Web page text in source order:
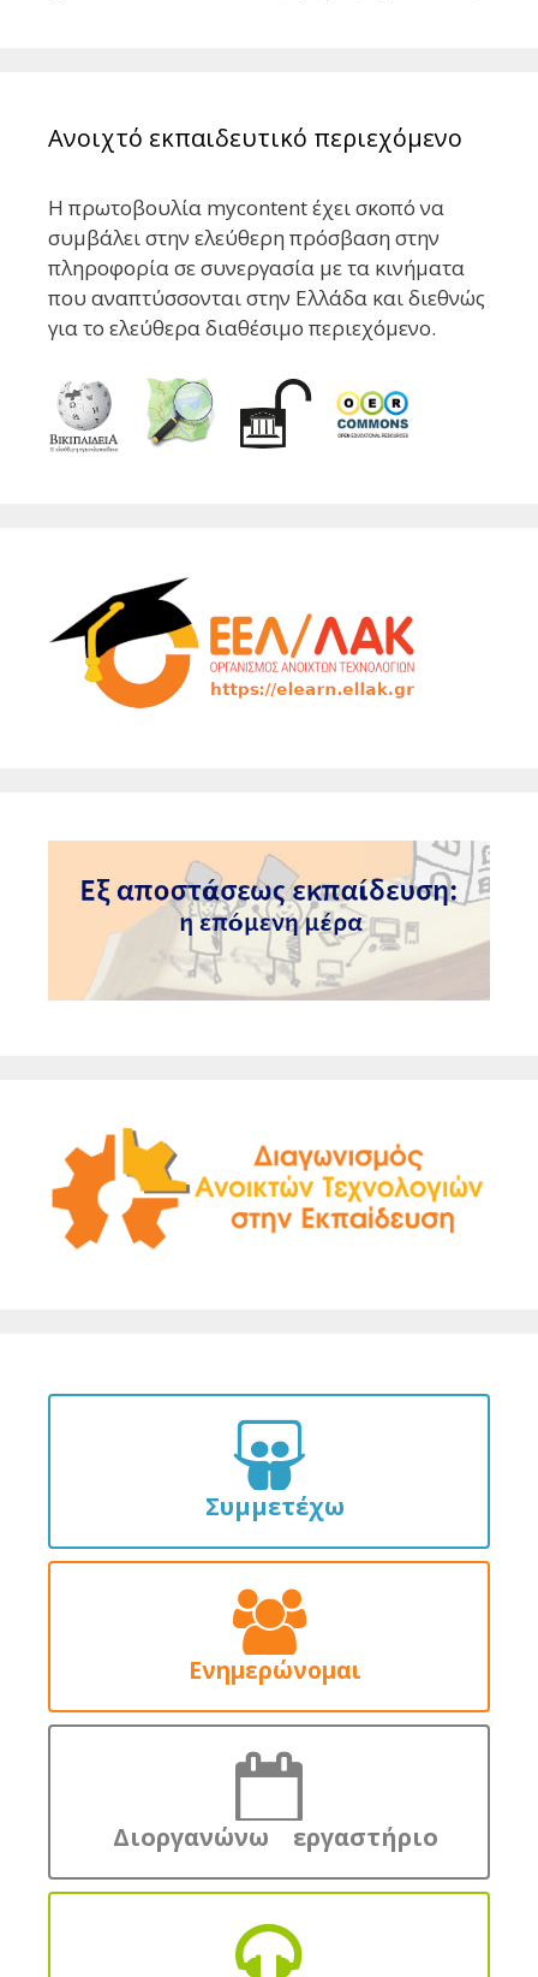
Ανοιχτό εκπαιδευτικό περιεχόμενο
Η πρωτοβουλία mycontent έχει σκοπό να
συμβάλει στην ελεύθερη πρόσβαση στην
πληροφορία σε συνεργασία με τα κινήματα
που αναπτύσσονται στην Ελλάδα και διεθνώς
για το ελεύθερα διαθέσιμο περιεχόμενο.
Συμμετέχω
Ενημερώνομαι
Διοργανώνω εργαστήριο